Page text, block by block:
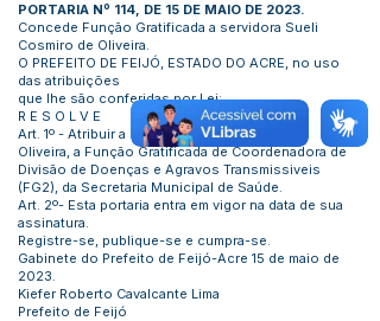
PORTARIA Nº 114, DE 15 DE MAIO DE 2023.
Concede Função Gratificada a servidora Sueli
Cosmiro de Oliveira.
O PREFEITO DE FEIJÓ, ESTADO DO ACRE, no uso
das atribuições
que lhe são conferidas por Lei:
R E S O L V E
Art. 1º - Atribuir a servidora Sueli Cosmiro de
Oliveira, a Função Gratificada de Coordenadora de
Divisão de Doenças e Agravos Transmissiveis
(FG2), da Secretaria Municipal de Saúde.
Art. 2º- Esta portaria entra em vigor na data de sua
assinatura.
Registre-se, publique-se e cumpra-se.
Gabinete do Prefeito de Feijó-Acre 15 de maio de
2023.
Kiefer Roberto Cavalcante Lima
Prefeito de Feijó